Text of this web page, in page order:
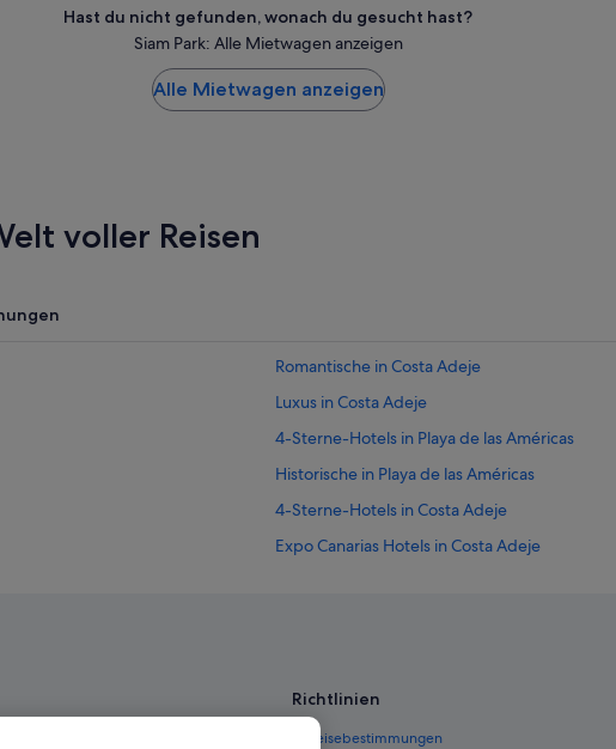
Hast du nicht gefunden, wonach du gesucht hast?
Siam Park: Alle Mietwagen anzeigen
Alle Mietwagen anzeigen
voller Reisen
Romantische in Costa Adeje
Luxus in Costa Adeje
4-Sterne-Hotels in Playa de las Américas
Historische in Playa de las Américas
4-Sterne-Hotels in Costa Adeje
Expo Canarias Hotels in Costa Adeje
Abenteuer in Playa de las Américas
Hotels mit Whirlpool in Costa Adeje
Richtlinien
Einreisebestimmungen